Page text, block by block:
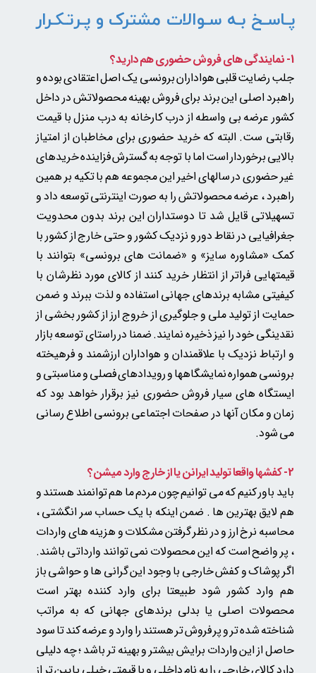
پـاسـخ بـه سـوالات مشترک و پـرتـکـرار
1- نمایندگی های فروش حضوری هم دارید؟
جلب رضایت قلبی هواداران برونسی یک اصل اعتقادی بوده و
راهبرد اصلی این برند برای فروش بهینه محصولاتش در داخل
کشور عرضه بی واسطه از درب کارخانه به درب منزل با قیمت
رقابتی ست. البته که خرید حضوری برای مخاطبان از امتیاز
بالایی برخوردار است اما با توجه به گسترش فزاینده خریدهای
غیر حضوری در سالهای اخیر این مجموعه هم با تکیه بر همین
راهبرد ، عرضه محصولاتش را به صورت اینترنتی توسعه داد و
تسهیلاتی قایل شد تا دوستداران این برند بدون محدویت
جغرافیایی در نقاط دور و نزدیک کشور و حتی خارج از کشور با
کمک «مشاوره سایز» و «ضمانت های برونسی» بتوانند با
قیمتهایی فراتر از انتظار خرید کنند از کالای مورد نظرشان با
کیفیتی مشابه برندهای جهانی استفاده و لذت ببرند و ضمن
حمایت از تولید ملی و جلوگیری از خروج ارز از کشور بخشی از
نقدینگی خود را نیز ذخیره نمایند. ضمنا در راستای توسعه بازار
و ارتباط نزدیک با علاقمندان و هواداران ارزشمند و فرهیخته
برونسی همواره نمایشگاهها و رویدادهای فصلی و مناسبتی و
ایستگاه های سیار فروش حضوری نیز برقرار خواهد بود که
زمان و مکان آنها در صفحات اجتماعی برونسی اطلاع رسانی
می شود.
2- کفشها واقعا تولید ایرانن یا از خارج وارد میشن؟
باید باور کنیم که می توانیم چون مردم ما هم توانمند هستند و
هم لایق بهترین ها . ضمن اینکه با یک حساب سر انگشتی ،
محاسبه نرخ ارز و در نظر گرفتن مشکلات و هزینه های واردات
، پر واضح است که این محصولات نمی توانند وارداتی باشند.
اگر پوشاک و کفش خارجی با وجود این گرانی ها و حواشی باز
هم وارد کشور شود طبیعتا برای وارد کننده بهتر است
محصولات اصلی یا بدلی برندهای جهانی که به مراتب
شناخته شده تر و پر فروش تر هستند را وارد و عرضه کندتا سود
حاصل از این واردات برایش بیشتر و بهینه تر باشد ؛ چه دلیلی